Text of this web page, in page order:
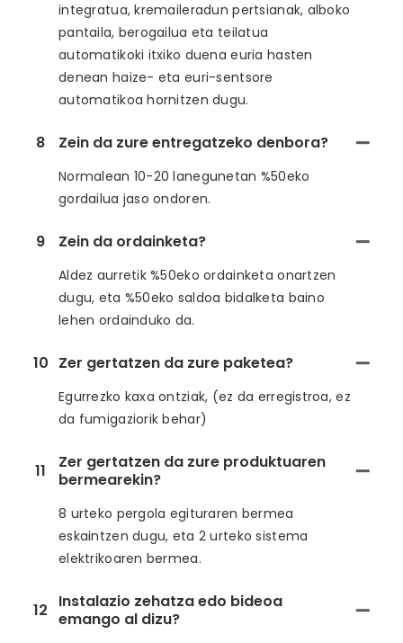
integratua, kremaileradun pertsianak, alboko
pantaila, berogailua eta teilatua
automatikoki itxiko duena euria hasten
denean haize- eta euri-sentsore
automatikoa hornitzen dugu.
8 Zein da zure entregatzeko denbora?
Normalean 10-20 lanegunetan %50eko
gordailua jaso ondoren.
9 Zein da ordainketa?
Aldez aurretik %50eko ordainketa onartzen
dugu, eta %50eko saldoa bidalketa baino
lehen ordainduko da.
10 Zer gertatzen da zure paketea?
Egurrezko kaxa ontziak, (ez da erregistroa, ez
da fumigaziorik behar)
11
Zer gertatzen da zure produktuaren
bermearekin?
8 urteko pergola egituraren bermea
eskaintzen dugu, eta 2 urteko sistema
elektrikoaren bermea.
12
Instalazio zehatza edo bideoa
emango al dizu?